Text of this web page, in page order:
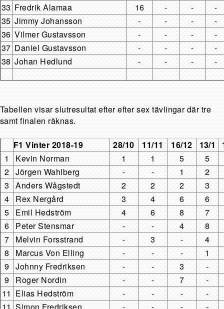
33 Fredrik Alamaa 16 - -
-
35 Jimmy Johansson - - -
-
36 Vilmer Gustavsson - - -
-
37 Daniel Gustavsson - - -
-
38 Johan Hedlund - - - -
Tabellen visar slutresultat efter efter sex tävlingar där tre
samt finalen räknas.
F1 Vinter 2018-19 28/10 11/11 16/12 13/1
1
Kevin Norman 1 1 5
5
2 Jörgen Wahlberg - - 1
2
3
Anders Wågstedt 2 2 2
3
4
Rex Nergård 3 4 6
6
5
Emil Hedström 4 6 8
7
6
Peter Stensmar - - 4
8
7
Melvin Forsstrand - 3 -
4
8
Marcus Von Elling - - -
1
9 Johnny Fredriksen - - 3
-
9
Roger Nordin - - 7
-
11 Elias Hedström - - -
-